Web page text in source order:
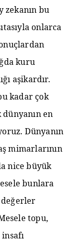
zekanın bu
onlarca
kuru
aşikardır.
kadar çok
en
Dünyanın
mimarlarının
nice büyük
bunlara
topu,